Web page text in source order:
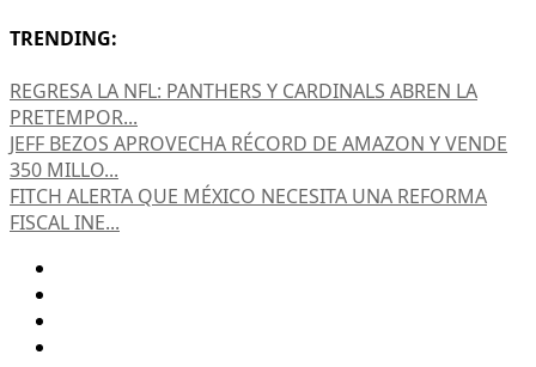
TRENDING:
REGRESA LA NFL: PANTHERS Y CARDINALS ABREN LA
PRETEMPOR...
JEFF BEZOS APROVECHA RÉCORD DE AMAZON Y VENDE
350 MILLO...
FITCH ALERTA QUE MÉXICO NECESITA UNA REFORMA
FISCAL INE...